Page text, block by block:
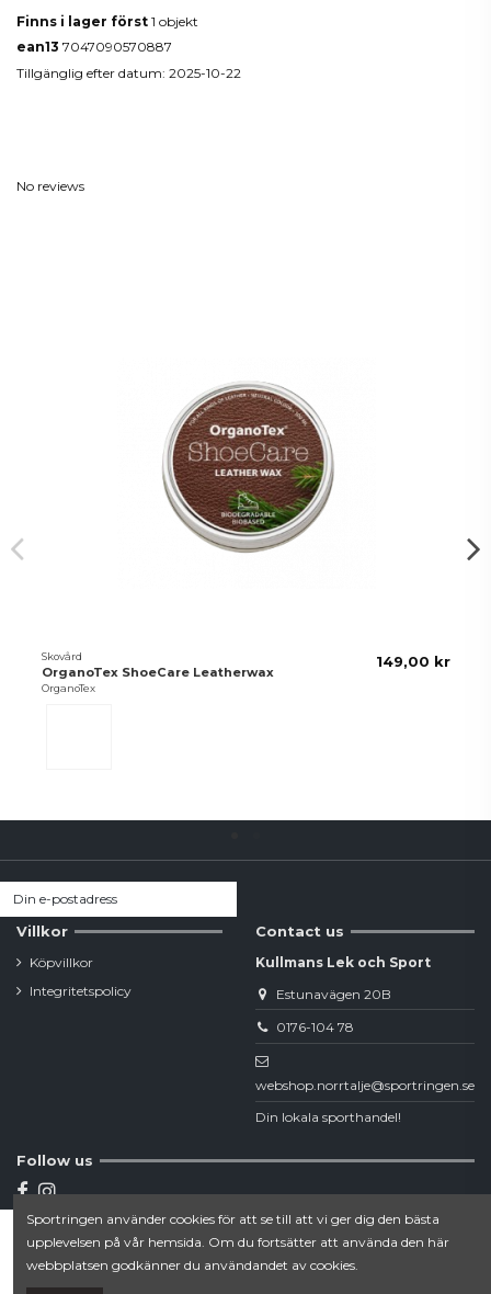
Lägg till i varukorgen
Finns i lager först 1 objekt
ean13 7047090570887
Tillgänglig efter datum: 2025-10-22
No reviews
Skovård
OrganoTex ShoeCare Leatherwax
OrganoTex
149,00 kr
Villkor
Köpvillkor
Integritetspolicy
Contact us
Kullmans Lek och Sport
Estunavägen 20B
0176-104 78
webshop.norrtalje@sportringen.se
Din lokala sporthandel!
Follow us
Newsletter
Sportringen använder cookies för att se till att vi ger dig den bästa
upplevelsen på vår hemsida. Om du fortsätter att använda den här
webbplatsen godkänner du användandet av cookies.